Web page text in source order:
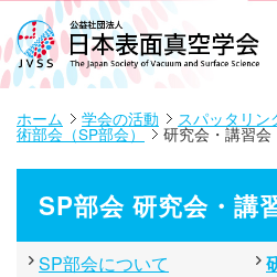
ホーム 学会の活動 スパッタリン
術部会（SP部会） 研究会・講習会
SP部会 研究会・講
SP部会について